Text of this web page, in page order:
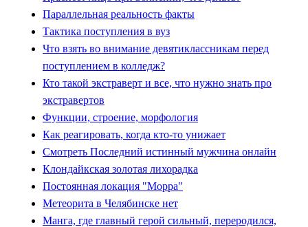
Параллельная реальность факты
Тактика поступления в вуз
Что взять во внимание девятиклассникам перед
поступлением в колледж?
Кто такой экстраверт и все, что нужно знать про
экстравертов
Функции, строение, морфология
Как реагировать, когда кто-то унижает
Смотреть Последний истинный мужчина онлайн
Клондайкская золотая лихорадка
Постоянная локация "Морра"
Метеорита в Челябинске нет
Манга, где главный герой сильный, переродился,